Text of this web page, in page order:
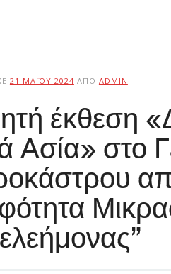
21 ΜΑΪ́ΟΥ 2024 ΑΠΌ ADMIN
έκθεση
Ασία» στο